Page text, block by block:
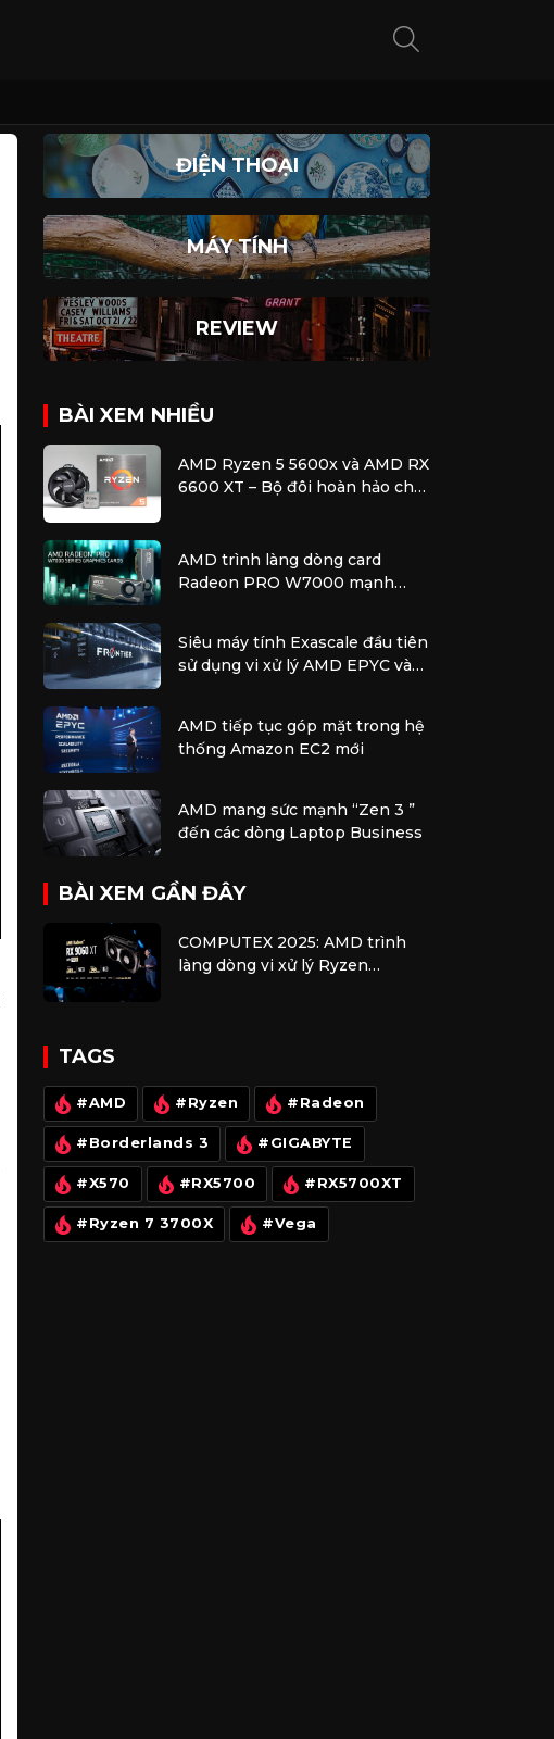
ĐIỆN THOẠI
MÁY TÍNH
REVIEW
BÀI XEM NHIỀU
AMD Ryzen 5 5600x và AMD RX
6600 XT – Bộ đôi hoàn hảo cho
AMD trình làng dòng card
Radeon PRO W7000 mạnh
Siêu máy tính Exascale đầu tiên
sử dụng vi xử lý AMD EPYC và
AMD tiếp tục góp mặt trong hệ
thống Amazon EC2 mới
AMD mang sức mạnh “Zen 3 ”
đến các dòng Laptop Business
BÀI XEM GẦN ĐÂY
COMPUTEX 2025: AMD trình
làng dòng vi xử lý Ryzen
TAGS
#AMD #Ryzen #Radeon
#Borderlands 3 #GIGABYTE
#X570 #RX5700 #RX5700XT
#Ryzen 7 3700X #Vega